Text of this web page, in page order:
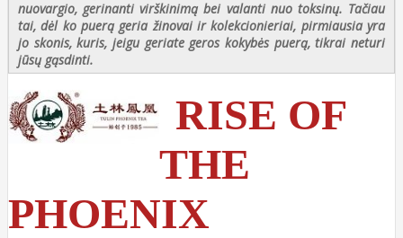
nuovargio, gerinanti virškinimą bei valanti nuo toksinų. Tačiau
tai, dėl ko puerą geria žinovai ir kolekcionieriai, pirmiausia yra
jo skonis, kuris, jeigu geriate geros kokybės puerą, tikrai neturi
jūsų gąsdinti.
RISE OF
THE
PHOENIX